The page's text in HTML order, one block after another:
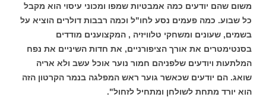
משום שהם יודעים כמה אמבטיות שמפו ומכוני עיסוי הוא מקבל
כל שבוע. כמה פעמים נסע לחו"ל וכמה רבבות דולרים הוציא על
בשמים, שעונים ומשחקי טלוויזיה , המקצוענים מודדים
בסנטימטרים את אורך הציפורניים, את חדות השיניים את נפח
המלתעות ויודעים שלפניהם חמור נוער אוכל עשב ולא אריה
שואג. הם יודעים שכאשר גוער ראש המפלגה בנמר הקרטון הזה
הוא יורד מתחת לשולחן ומתחיל לזחול".